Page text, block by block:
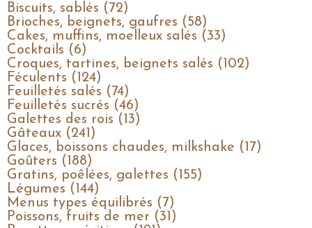
Biscuits, sablés (72)
Brioches, beignets, gaufres (58)
Cakes, muffins, moelleux salés (33)
Cocktails (6)
Croques, tartines, beignets salés (102)
Féculents (124)
Feuilletés salés (74)
Feuilletés sucrés (46)
Galettes des rois (13)
Gâteaux (241)
Glaces, boissons chaudes, milkshake (17)
Goûters (188)
Gratins, poêlées, galettes (155)
Légumes (144)
Menus types équilibrés (7)
Poissons, fruits de mer (31)